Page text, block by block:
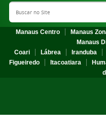
Search Site
Manaus Centro Manaus
Manaus
Coari
Lábrea Iranduba
Figueiredo
Itacoatiara